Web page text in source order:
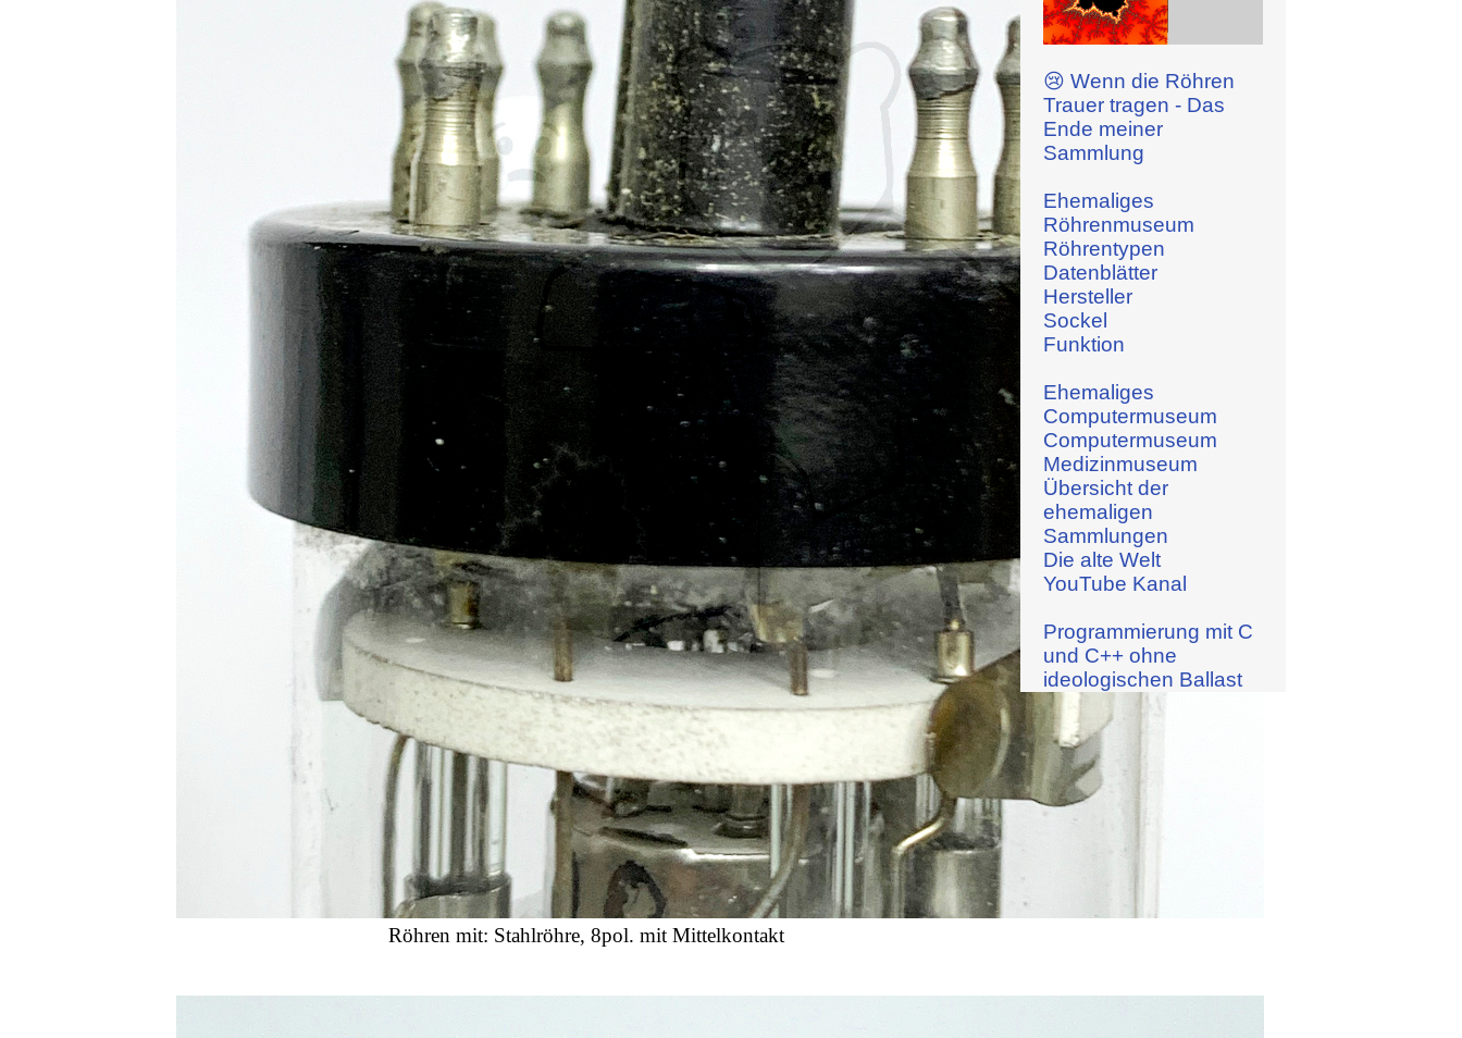
Röhren mit: Stahlröhre, 8pol. mit Mittelkontakt
😢 Wenn die Röhren
Trauer tragen - Das
Ende meiner
Sammlung
Ehemaliges
Röhrenmuseum
Röhrentypen
Datenblätter
Hersteller
Sockel
Funktion
Ehemaliges
Computermuseum
Computermuseum
Medizinmuseum
Übersicht der
ehemaligen
Sammlungen
Die alte Welt
YouTube Kanal
Programmierung mit C
und C++ ohne
ideologischen Ballast